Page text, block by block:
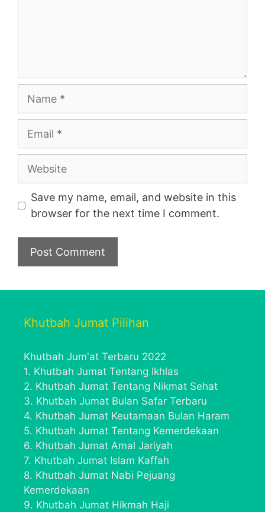
Website
Save my name, email, and website in this
browser for the next time I comment.
Khutbah Jumat Pilihan
Khutbah Jum'at Terbaru 2022
1. Khutbah Jumat Tentang Ikhlas
2. Khutbah Jumat Tentang Nikmat Sehat
3. Khutbah Jumat Bulan Safar Terbaru
4. Khutbah Jumat Keutamaan Bulan Haram
5. Khutbah Jumat Tentang Kemerdekaan
6. Khutbah Jumat Amal Jariyah
7. Khutbah Jumat Islam Kaffah
8. Khutbah Jumat Nabi Pejuang
Kemerdekaan
9. Khutbah Jumat Hikmah Haji